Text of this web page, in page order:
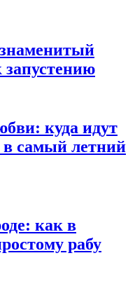
куда идут
в самый летний
как в
рабу